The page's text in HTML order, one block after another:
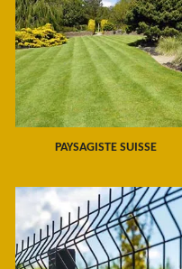
PAYSAGISTE SUISSE